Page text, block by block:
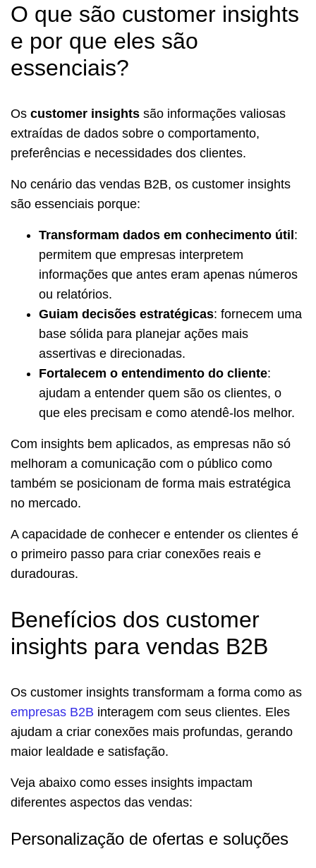
O que são customer insights
e por que eles são
essenciais?
Os customer insights são informações valiosas
extraídas de dados sobre o comportamento,
preferências e necessidades dos clientes.
No cenário das vendas B2B, os customer insights
são essenciais porque:
Transformam dados em conhecimento útil:
permitem que empresas interpretem
informações que antes eram apenas números
ou relatórios.
Guiam decisões estratégicas: fornecem uma
base sólida para planejar ações mais
assertivas e direcionadas.
Fortalecem o entendimento do cliente:
ajudam a entender quem são os clientes, o
que eles precisam e como atendê-los melhor.
Com insights bem aplicados, as empresas não só
melhoram a comunicação com o público como
também se posicionam de forma mais estratégica
no mercado.
A capacidade de conhecer e entender os clientes é
o primeiro passo para criar conexões reais e
duradouras.
Benefícios dos customer
insights para vendas B2B
Os customer insights transformam a forma como as
empresas B2B interagem com seus clientes. Eles
ajudam a criar conexões mais profundas, gerando
maior lealdade e satisfação.
Veja abaixo como esses insights impactam
diferentes aspectos das vendas:
Personalização de ofertas e soluções